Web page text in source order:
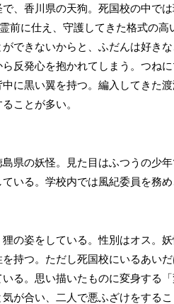
、香川県の天狗。死国校の中で
前に仕え、守護してきた格式の
できないからと、ふだんは好き
反発心を抱かれてしまう。つね
に黒い翼を持つ。編入してきた
ことが多い。
県の妖怪。見た目はふつうの少
いる。学校内では風紀委員を務
の姿をしている。性別はオス。
持つ。ただし死国校にいるあい
る。思い描いたものに変身する
が合い、二人で悪ふざけをするこ